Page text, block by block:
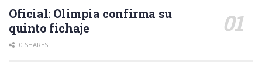
Oficial: Olimpia confirma su
quinto fichaje
0 SHARES